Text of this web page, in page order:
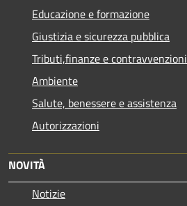
Educazione e formazione
Giustizia e sicurezza pubblica
Tributi,finanze e contravvenzioni
Ambiente
Salute, benessere e assistenza
Autorizzazioni
NOVITÀ
Notizie